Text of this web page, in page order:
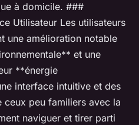
à domicile. ###
Utilisateur Les utilisateurs
une amélioration notable
et une
**énergie
interface intuitive et des
peu familiers avec la
naviguer et tirer parti